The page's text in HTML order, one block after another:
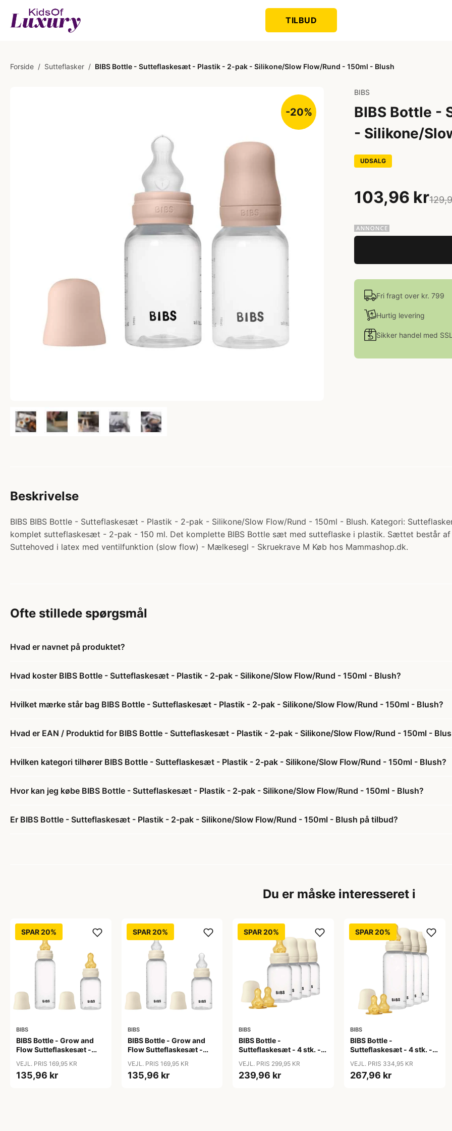
TILBUD
Forside / Sutteflasker / BIBS Bottle - Sutteflaskesæt - Plastik - 2-pak - Silikone/Slow Flow/Rund - 150ml - Blush
-20%
BIBS
BIBS Bottle -
- Silikone/
UDSALG
103,96 kr
Fri fragt over kr. 799
Hurtig levering
Sikker handel med
Beskrivelse
BIBS BIBS Bottle - Sutteflaskesæt - Plastik - 2-pak - Silikone/Slow Flow/Rund - 150ml - Blush. Kategori:
komplet sutteflaskesæt - 2-pak - 150 ml. Det komplette BIBS Bottle sæt med sutteflaske i plastik. Sættet består
Suttehoved i latex med ventilfunktion (slow flow) - Mælkesegl - Skruekrave M Køb hos Mammashop.dk.
Ofte stillede spørgsmål
Hvad er navnet på produktet?
Hvad koster BIBS Bottle - Sutteflaskesæt - Plastik - 2-pak - Silikone/Slow Flow/Rund - 150ml - Blush?
Hvilket mærke står bag BIBS Bottle - Sutteflaskesæt - Plastik - 2-pak - Silikone/Slow Flow/Rund - 150ml - Blush?
Hvad er EAN / Produktid for BIBS Bottle - Sutteflaskesæt - Plastik - 2-pak - Silikone/Slow Flow/Rund - 150ml -
Hvilken kategori tilhører BIBS Bottle - Sutteflaskesæt - Plastik - 2-pak - Silikone/Slow Flow/Rund - 150ml - Blush?
Hvor kan jeg købe BIBS Bottle - Sutteflaskesæt - Plastik - 2-pak - Silikone/Slow Flow/Rund - 150ml - Blush?
Er BIBS Bottle - Sutteflaskesæt - Plastik - 2-pak - Silikone/Slow Flow/Rund - 150ml - Blush på tilbud?
Du er måske interesseret i
SPAR 20%
BIBS
BIBS Bottle - Grow and
Flow Sutteflaskesæt -
Naturgummi/Rund -
150ml/270ml - 2-Pak -
VEJL. PRIS 169,95 KR
135,96 kr
SPAR 20%
BIBS
BIBS Bottle - Grow and
Flow Sutteflaskesæt -
150ml/270ml - 2-Pak -
Ivory
VEJL. PRIS 169,95 KR
135,96 kr
SPAR 20%
BIBS
BIBS Bottle -
Sutteflaskesæt - 4 stk. -
150ml - Ivory
VEJL. PRIS 299,95 KR
239,96 kr
SPAR 20%
BIBS
BIBS Bottle -
Sutteflaskesæt - 4 stk. -
270ml - Ivory
VEJL. PRIS 334,95 KR
267,96 kr